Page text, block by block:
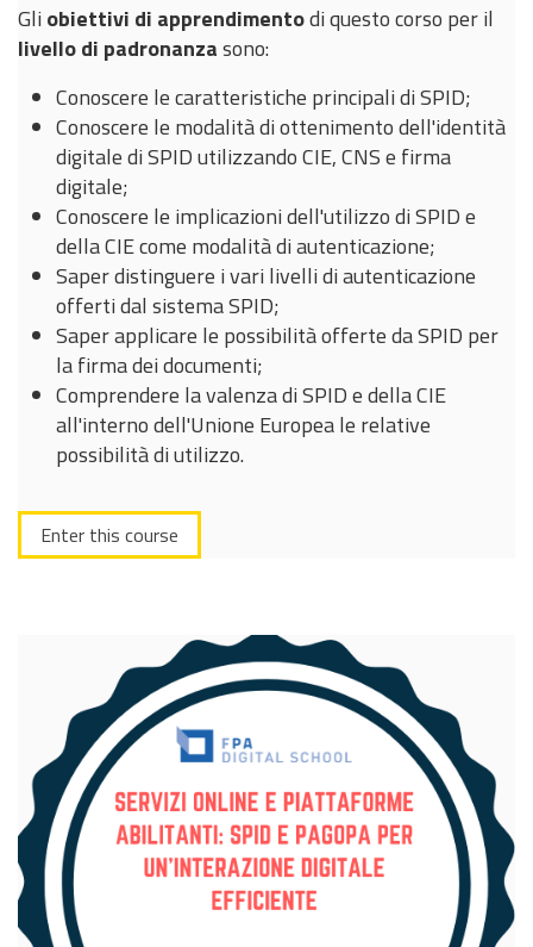
Gli obiettivi di apprendimentodi questo corso per il
livello di padronanzasono:
Conoscere le caratteristiche principali di SPID;
Conoscere le modalità di ottenimento dell'identità
digitale di SPID utilizzando CIE, CNS e firma
digitale;
Conoscere le implicazioni dell'utilizzo di SPID e
della CIE come modalità di autenticazione;
Saper distinguere i vari livelli di autenticazione
offerti dal sistema SPID;
Saper applicare le possibilità offerte da SPID per
la firma dei documenti;
Comprendere la valenza di SPID e della CIE
all'interno dell'Unione Europea le relative
possibilità di utilizzo.
Enter this course